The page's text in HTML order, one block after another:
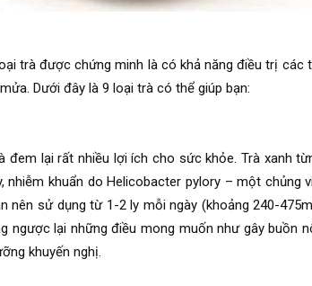
trà được chứng minh là có khả năng điều trị các
Dưới đây là 9 loại trà có thể giúp bạn:
đem lại rất nhiều lợi ích cho sức khỏe. Trà xanh
khuẩn do Helicobacter pylory – một chủng
nên sử dụng từ 1-2 ly mỗi ngày (khoảng 240-
ngược lại những điều mong muốn như gây buồn
khuyến nghị.